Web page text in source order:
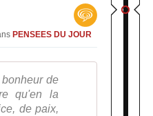
PENSEES DU JOUR
de
qu'en la
de paix,